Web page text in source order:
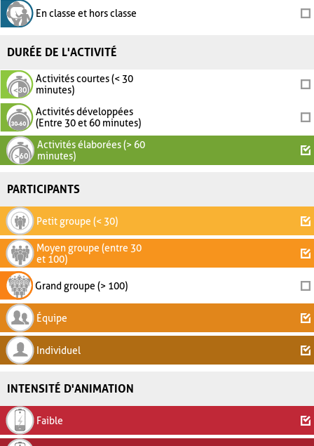
En classe et hors classe
DURÉE DE L'ACTIVITÉ
Activités courtes (< 30
minutes)
Activités développées
(Entre 30 et 60 minutes)
Activités élaborées (> 60
minutes)
PARTICIPANTS
Petit groupe (< 30)
Moyen groupe (entre 30
et 100)
Grand groupe (> 100)
Équipe
Individuel
INTENSITÉ D'ANIMATION
Faible